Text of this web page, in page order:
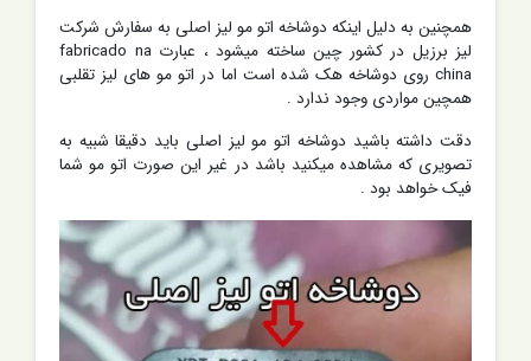
همچنین به دلیل اینکه دوشاخه اتو مو لیز اصلی به سفارش شرکت
لیز برزیل در کشور چین ساخته میشود ، عبارت fabricado na
china روی دوشاخه هک شده است اما در اتو مو های لیز تقلبی
همچین مواردی وجود ندارد .
دقت داشته باشید دوشاخه اتو مو لیز اصلی باید دقیقا شبیه به
تصویری که مشاهده میکنید باشد در غیر این صورت اتو مو شما
فیک خواهد بود .